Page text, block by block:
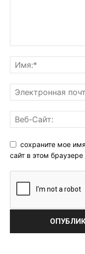
сохраните мое
сайт в этом